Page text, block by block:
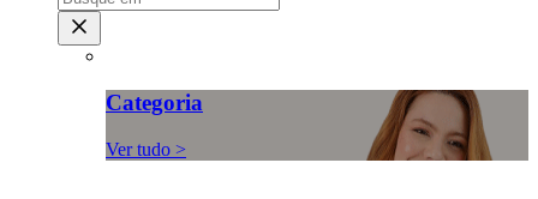
Categoria
Ver tudo >